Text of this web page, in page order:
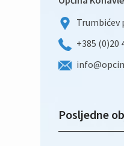
Trumbićev
+385 (0)20
Posljedne